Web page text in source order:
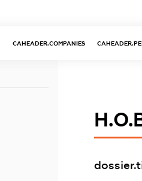
CAHEADER.COMPANIES